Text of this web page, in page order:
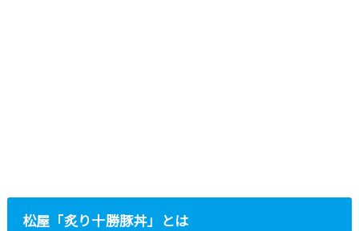
松屋「炙り十勝豚丼」とは